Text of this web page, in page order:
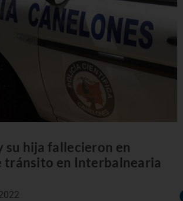
su hija fallecieron en
tránsito en Interbalnearia